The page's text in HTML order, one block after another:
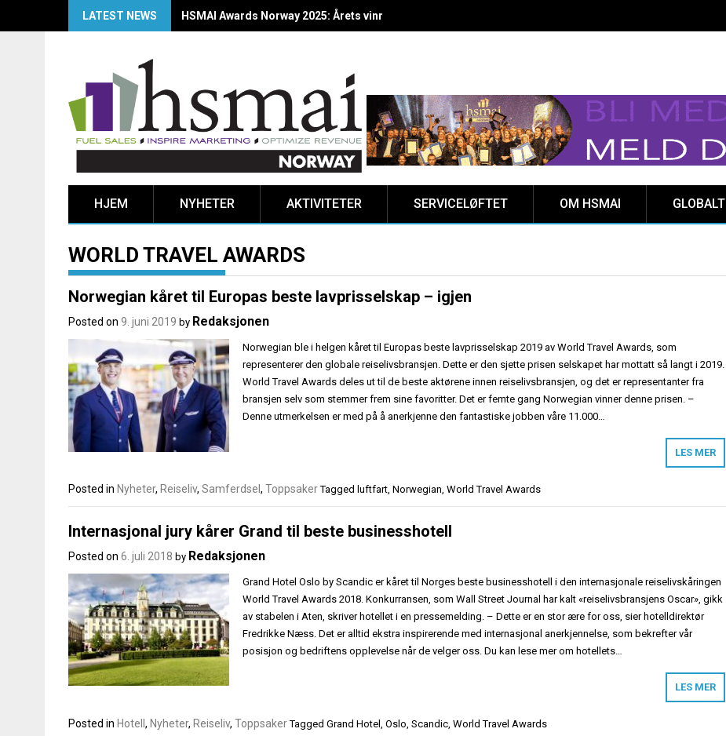
LATEST NEWS HSMAI Awards Norway 2025: Årets vinnere kåret på Clarion Hotel The HUB
HJEM NYHETER AKTIVITETER SERVICELØFTET OM HSMAI GLOBALT
WORLD TRAVEL AWARDS
Norwegian kåret til Europas beste lavprisselskap – igjen
Posted on 9. juni 2019 by Redaksjonen
Norwegian ble i helgen kåret til Europas beste lavprisselskap 2019 av World Travel Awards, som
representerer den globale reiselivsbransjen. Dette er den sjette prisen selskapet har mottatt så langt i 2019.
World Travel Awards deles ut til de beste aktørene innen reiselivsbransjen, og det er representanter fra
bransjen selv som stemmer frem sine favoritter. Det er femte gang Norwegian vinner denne prisen. –
Denne utmerkelsen er med på å anerkjenne den fantastiske jobben våre 11.000…
LES MER
Posted in Nyheter, Reiseliv, Samferdsel , Toppsaker Tagged luftfart, Norwegian, World Travel Awards
Internasjonal jury kårer Grand til beste businesshotell
Posted on 6. juli 2018 by Redaksjonen
Grand Hotel Oslo by Scandic er kåret til Norges beste businesshotell i den internasjonale reiselivskåringen
World Travel Awards 2018. Konkurransen, som Wall Street Journal har kalt «reiselivsbransjens Oscar», gikk
av stabelen i Aten, skriver hotellet i en pressemelding. – Dette er en stor ære for oss, sier hotelldirektør
Fredrikke Næss. Det er alltid ekstra inspirerende med internasjonal anerkjennelse, som bekrefter vår
posisjon og bedriftens opplevelse når de velger oss. Du kan lese mer om hotellets…
LES MER
Posted in Hotell , Nyheter, Reiseliv, Toppsaker Tagged Grand Hotel Oslo Scandic World Travel Awards